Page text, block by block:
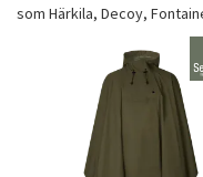
som Härkila, Decoy,